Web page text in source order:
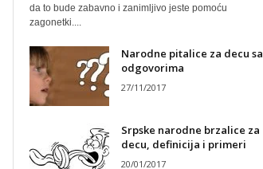
da to bude zabavno i zanimljivo jeste pomoću
zagonetki....
Narodne pitalice za decu sa
odgovorima
27/11/2017
Srpske narodne brzalice za
decu, definicija i primeri
20/01/2017